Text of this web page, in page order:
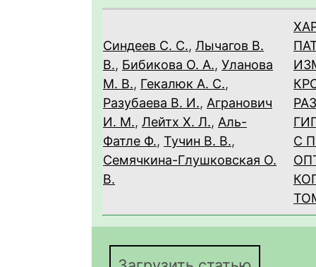
Синдеев С. С., Лычагов В.
В., Бибикова О. А., Уланова
М. В., Гекалюк А. С.,
Разубаева В. И., Агранович
И. М., Лейтх Х. Л., Аль-
Фатле Ф., Тучин В. В.,
Семячкина-Глушковская О.
В.
С